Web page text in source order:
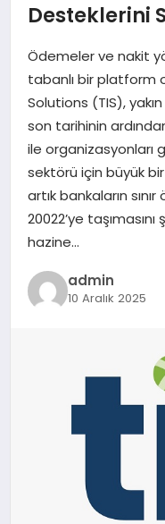
EKONOMI
MAGAZIN
SAĞLIK
SIYASET
SPOR
YAŞAM
Desteklerini
Ödemeler ve nakit
tabanlı bir platform
Solutions (TIS),
son tarihinin
ile organizasyonları
sektörü için büyük
artık bankaların
20022’ye
hazine…
admin
10 Aralık 2025